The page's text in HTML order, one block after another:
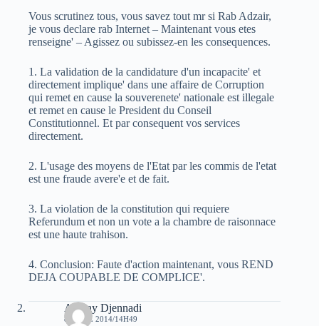
Vous scrutinez tous, vous savez tout mr si Rab Adzair,
je vous declare rab Internet – Maintenant vous etes
renseigne' – Agissez ou subissez-en les consequences.
1. La validation de la candidature d'un incapacite' et
directement implique' dans une affaire de Corruption
qui remet en cause la souverenete' nationale est illegale
et remet en cause le President du Conseil
Constitutionnel. Et par consequent vos services
directement.
2. L'usage des moyens de l'Etat par les commis de l'etat
est une fraude avere'e et de fait.
3. La violation de la constitution qui requiere
Referundum et non un vote a la chambre de raisonnace
est une haute trahison.
4. Conclusion: Faute d'action maintenant, vous REND
DEJA COUPABLE DE COMPLICE'.
Amnay Djennadi
8 AVRIL 2014/14H49